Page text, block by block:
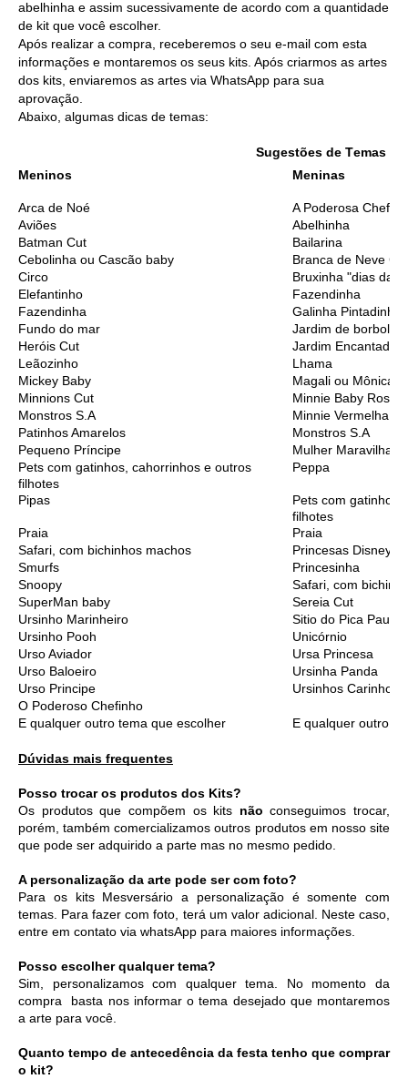
abelhinha e assim sucessivamente de acordo com a quantidade
de kit que você escolher.
Após realizar a compra, receberemos o seu e-mail com esta
informações e montaremos os seus kits. Após criarmos as artes
dos kits, enviaremos as artes via WhatsApp para sua
aprovação.
Abaixo, algumas dicas de temas:
Sugestões de Temas
Meninos
Meninas
Arca de Noé
A Poderosa
Aviões
Abelhinha
Batman Cut
Bailarina
Cebolinha ou Cascão baby
Branca de Neve Cut
Circo
Bruxinha "dias das
Elefantinho
Fazendinha
Fazendinha
Galinha Pintadinha
Fundo do mar
Jardim de
Heróis Cut
Jardim Encantado
Leãozinho
Lhama
Mickey Baby
Magali ou Mônica
Minnions Cut
Minnie Baby Rosa
Monstros S.A
Minnie Vermelha
Patinhos Amarelos
Monstros S.A
Pequeno Príncipe
Mulher Maravilha
Pets com gatinhos, cahorrinhos e outros
filhotes
Peppa
Pipas
Pets com
filhotes
Praia
Praia
Safari, com bichinhos machos
Princesas Disney
Smurfs
Princesinha
Snoopy
Safari, com
SuperMan baby
Sereia Cut
Ursinho Marinheiro
Sitio do Pica Pau
Ursinho Pooh
Unicórnio
Urso Aviador
Ursa Princesa
Urso Baloeiro
Ursinha Panda
Urso Principe
Ursinhos
O Poderoso Chefinho
E qualquer outro tema que escolher
E qualquer outro
Dúvidas mais frequentes
Posso trocar os produtos dos Kits?
Os produtos que compõem os kits não conseguimos trocar,
porém, também comercializamos outros produtos em nosso site
que pode ser adquirido a parte mas no mesmo pedido.
A personalização da arte pode ser com foto?
Para os kits Mesversário a personalização é somente com
temas. Para fazer com foto, terá um valor adicional. Neste caso,
entre em contato via whatsApp para maiores informações.
Posso escolher qualquer tema?
Sim, personalizamos com qualquer tema. No momento da
compra  basta nos informar o tema desejado que montaremos
a arte para você.
Quanto tempo de antecedência da festa tenho que comprar
o kit?